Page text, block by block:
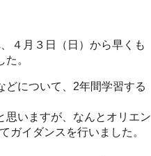
４月３日（日）から早くも
。
どについて、2年間学習する
思いますが、なんとオリエン
ガイダンスを行いました。